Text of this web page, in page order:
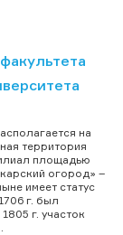
на
территория
площадью
огород» –
имеет статус
г. был
г. участок